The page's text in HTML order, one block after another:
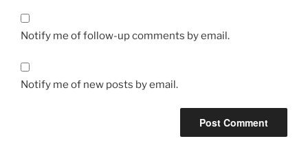
Notify me of follow-up comments by email.
Notify me of new posts by email.